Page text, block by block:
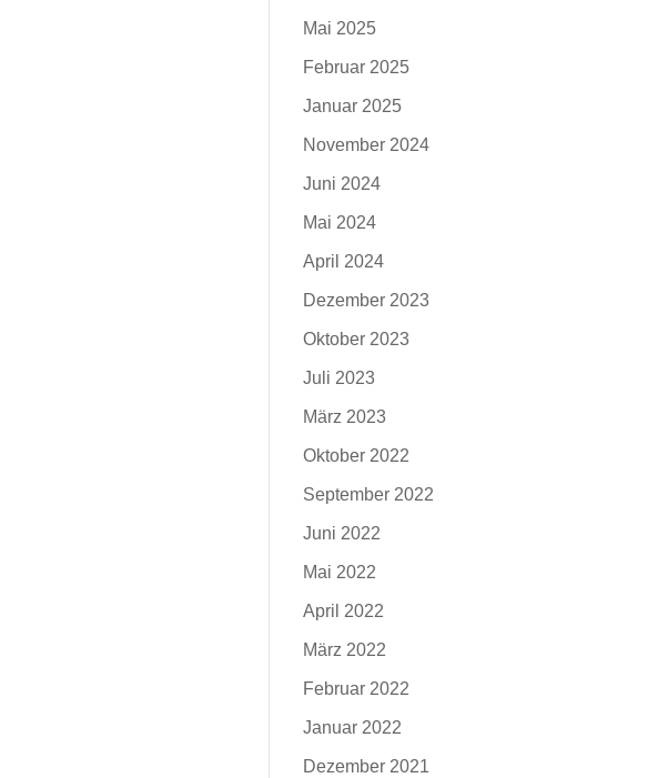
Mai 2025
Februar 2025
Januar 2025
November 2024
Juni 2024
Mai 2024
April 2024
Dezember 2023
Oktober 2023
Juli 2023
März 2023
Oktober 2022
September 2022
Juni 2022
Mai 2022
April 2022
März 2022
Februar 2022
Januar 2022
Dezember 2021